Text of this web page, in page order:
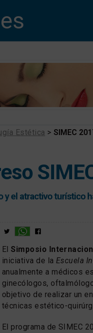
Estética > SIMEC
y el atractivo turístico
ElSimposio
iniciativa de la Escuela
anualmente a médicos
ginecólogos,
objetivo de realizar un
técnicas estético-
El programa de SIMEC